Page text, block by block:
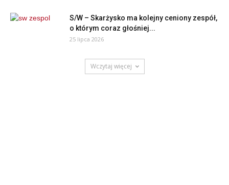
S/W – Skarżysko ma kolejny ceniony zespół,
o którym coraz głośniej...
25 lipca 2026
Wczytaj więcej